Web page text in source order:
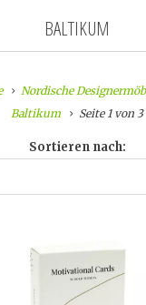
BALTIKUM
Nordische
Baltikum
Seite 1 von 3
Sortieren nach: